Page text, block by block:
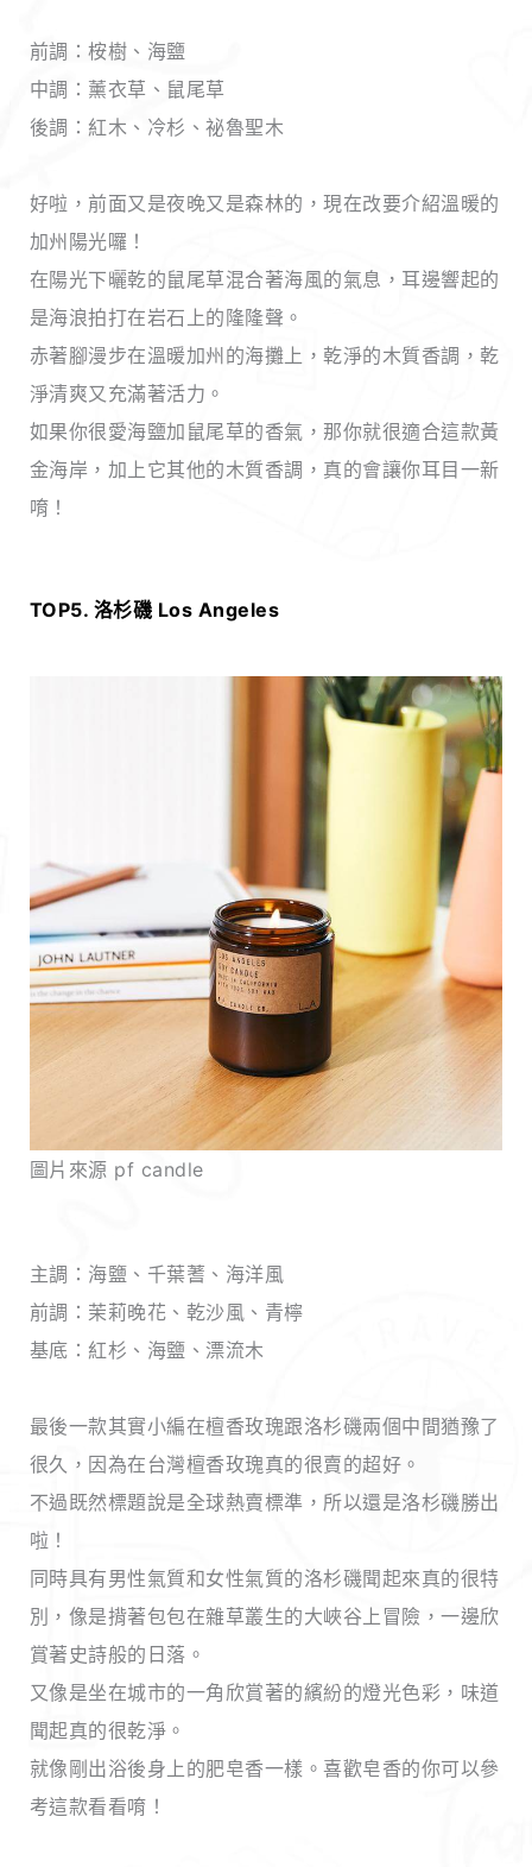
前調：桉樹、海鹽
中調：薰衣草、鼠尾草
後調：紅木、冷杉、祕魯聖木
好啦，前面又是夜晚又是森林的，現在改要介紹溫暖的
加州陽光囉！
在陽光下曬乾的鼠尾草混合著海風的氣息，耳邊響起的
是海浪拍打在岩石上的隆隆聲。
赤著腳漫步在溫暖加州的海攤上，乾淨的木質香調，乾
淨清爽又充滿著活力。
如果你很愛海鹽加鼠尾草的香氣，那你就很適合這款黃
金海岸，加上它其他的木質香調，真的會讓你耳目一新
唷！
TOP5. 洛杉磯 Los Angeles
圖片來源 pf candle
主調：海鹽、千葉蓍、海洋風
前調：茉莉晚花、乾沙風、青檸
基底：紅杉、海鹽、漂流木
最後一款其實小編在檀香玫瑰跟洛杉磯兩個中間猶豫了
很久，因為在台灣檀香玫瑰真的很賣的超好。
不過既然標題說是全球熱賣標準，所以還是洛杉磯勝出
啦！
同時具有男性氣質和女性氣質的洛杉磯聞起來真的很特
別，像是揹著包包在雜草叢生的大峽谷上冒險，一邊欣
賞著史詩般的日落。
又像是坐在城市的一角欣賞著的繽紛的燈光色彩，味道
聞起真的很乾淨。
就像剛出浴後身上的肥皂香一樣。喜歡皂香的你可以參
考這款看看唷！